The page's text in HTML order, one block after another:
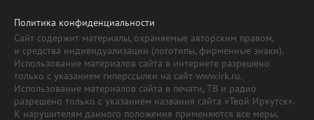
Политика конфиденциальности
Сайт содержит материалы, охраняемые авторским правом,
и средства индивидуализации (логотипы, фирменные знаки).
Использование материалов сайта в интернете разрешено
только с указанием гиперссылки на сайт www.irk.ru.
Использование материалов сайта в печати, ТВ и радио
разрешено только с указанием названия сайта «Твой Иркутск».
К нарушителям данного положения применяются все меры,